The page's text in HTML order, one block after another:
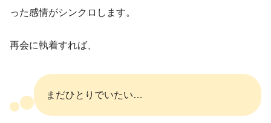
った感情がシンクロします。
再会に執着すれば、
まだひとりでいたい…